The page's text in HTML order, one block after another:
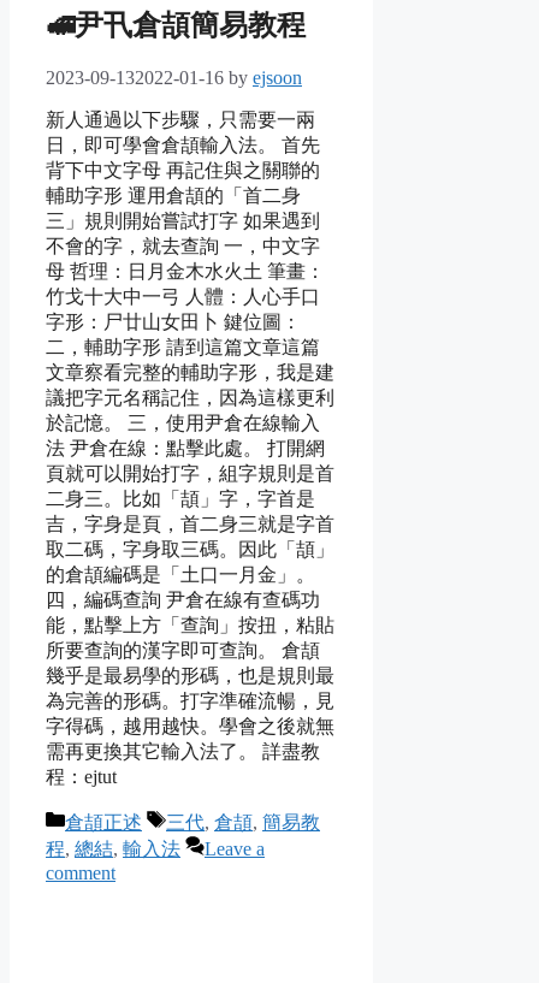
🚅尹卂倉頡簡易教程
2023-09-132022-01-16 by ejsoon
新人通過以下步驟，只需要一兩
日，即可學會倉頡輸入法。 首先
背下中文字母 再記住與之關聯的
輔助字形 運用倉頡的「首二身
三」規則開始嘗試打字 如果遇到
不會的字，就去查詢 一，中文字
母 哲理：日月金木水火土 筆畫：
竹戈十大中一弓 人體：人心手口
字形：尸廿山女田卜 鍵位圖：
二，輔助字形 請到這篇文章這篇
文章察看完整的輔助字形，我是建
議把字元名稱記住，因為這樣更利
於記憶。 三，使用尹倉在線輸入
法 尹倉在線：點擊此處。 打開網
頁就可以開始打字，組字規則是首
二身三。比如「頡」字，字首是
吉，字身是頁，首二身三就是字首
取二碼，字身取三碼。因此「頡」
的倉頡編碼是「土口一月金」。
四，編碼查詢 尹倉在線有查碼功
能，點擊上方「查詢」按扭，粘貼
所要查詢的漢字即可查詢。 倉頡
幾乎是最易學的形碼，也是規則最
為完善的形碼。打字準確流暢，見
字得碼，越用越快。學會之後就無
需再更換其它輸入法了。 詳盡教
程：ejtut
Categories
倉頡正述 Tags
三代, 倉頡, 簡易教
程, 總結, 輸入法
Leave a
comment